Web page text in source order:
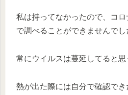
私は持ってなかったので、コ
で調べることができませんでし
常にウイルスは蔓延してると思
熱が出た際には自分で確認で